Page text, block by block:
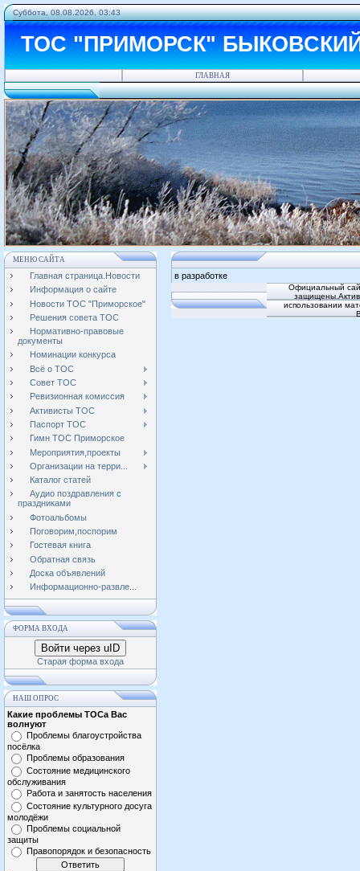
Суббота, 08.08.2026, 03:43
ТОС "ПРИМОРСК"
ГЛАВНАЯ
МЕНЮ САЙТА
Главная страница.Новости
Информация о сайте
Новости ТОС "Приморское"
Решения совета ТОС
Нормативно-правовые
документы
Номинации конкурса
Всё о ТОС
Совет ТОС
Ревизионная комиссия
Активисты ТОС
Паспорт ТОС
Гимн ТОС Приморское
Мероприятия,проекты
Организации на терри...
Каталог статей
Аудио поздравления с
праздниками
Фотоальбомы
Поговорим,поспорим
Гостевая книга
Обратная связь
Доска объявлений
Информационно-развле...
ФОРМА ВХОДА
Войти через uID
Старая форма входа
НАШ ОПРОС
Какие проблемы ТОСа Вас
волнуют
Проблемы благоустройства
посёлка
Проблемы образования
Состояние медицинского
обслуживания
Работа и занятость населения
Состояние культурного досуга
молодёжи
Проблемы социальной
защиты
Правопорядок и безопасность
в разработке
Официальный
использовании